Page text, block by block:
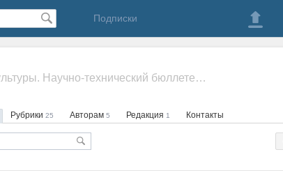
Подписки
- Масличные культуры. Научно-технический бюллетень Всероссийского научно-исследовательского института масличных культур
Рубрики 25 Авторам 5 Редакция 1 Контакты